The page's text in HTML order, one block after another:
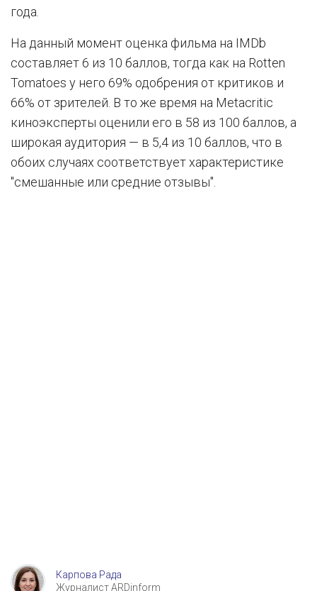
года.
На данный момент оценка фильма на IMDb
составляет 6 из 10 баллов, тогда как на Rotten
Tomatoes у него 69% одобрения от критиков и
66% от зрителей. В то же время на Metacritic
киноэксперты оценили его в 58 из 100 баллов, а
широкая аудитория — в 5,4 из 10 баллов, что в
обоих случаях соответствует характеристике
"смешанные или средние отзывы".
Карпова Рада
Журналист ARDinform